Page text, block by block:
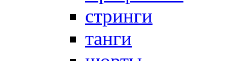
стринги
танги